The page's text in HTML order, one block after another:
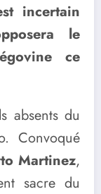
incertain
le
ce
absents du
Convoqué
Martinez,
sacre du